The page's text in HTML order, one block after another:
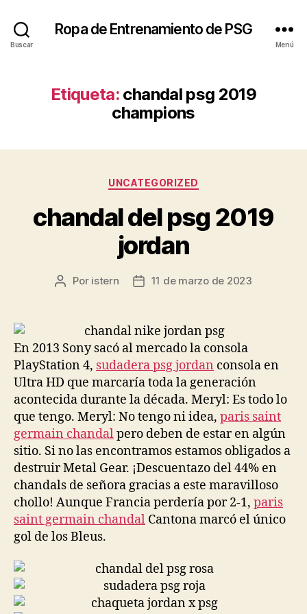
Buscar
Ropa de Entrenamiento de PSG
Menú
Etiqueta: chandal psg 2019
champions
Categorías
UNCATEGORIZED
chandal del psg 2019
jordan
Autor
entrada
Por istern
Fecha
entrada
11 de marzo de 2023
En 2013 Sony sacó al mercado la consola
PlayStation 4, sudadera psg jordan consola en
Ultra HD que marcaría toda la generación
acontecida durante la década. Meryl: Es todo lo
que tengo. Meryl: No tengo ni idea, paris saint
germain chandalpero deben de estar en algún
sitio. Si no las encontramos estamos obligados a
destruir Metal Gear. ¡Descuentazo del 44% en
chandals de señora gracias a este maravilloso
chollo! Aunque Francia perdería por 2-1, paris
saint germain chandal Cantona marcó el único
gol de los Bleus.